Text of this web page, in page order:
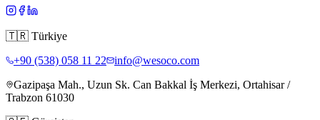
🇹🇷 Türkiye
+90 (538) 058 11 22
info@wesoco.com
Gazipaşa Mah., Uzun Sk. Can Bakkal İş Merkezi, Ortahisar /
Trabzon 61030